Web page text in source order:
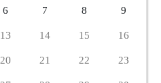
6 7 8 9
13 14 15 16
20 21 22 23